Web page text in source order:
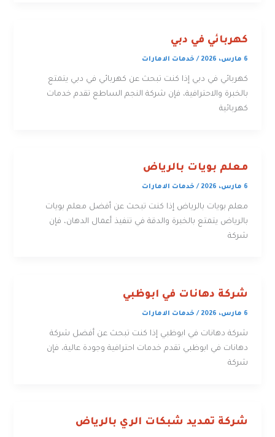
كهربائي في دبي
6 مارس، 2026 / خدمات الامارات
كهربائي في دبي إذا كنت تبحث عن كهربائي في دبي يتمتع
بالخبرة والاحترافية، فإن شركة النجم الساطع تقدم خدمات
كهربائية
معلم بويات بالرياض
6 مارس، 2026 / خدمات الامارات
معلم بويات بالرياض إذا كنت تبحث عن أفضل معلم بويات
بالرياض يتمتع بالخبرة والدقة في تنفيذ أعمال الدهان، فإن
شركة
شركة دهانات في ابوظبي
6 مارس، 2026 / خدمات الامارات
شركة دهانات في ابوظبي إذا كنت تبحث عن أفضل شركة
دهانات في ابوظبي تقدم خدمات احترافية وجودة عالية، فإن
شركة
شركة تمديد شبكات الري بالرياض